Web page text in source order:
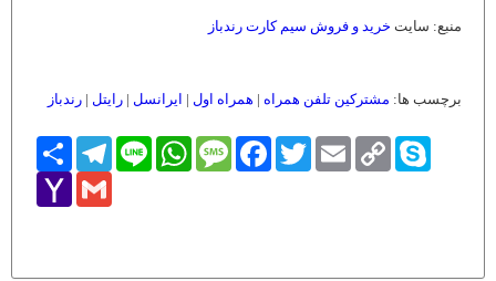
منبع: سایت خرید و فروش سیم کارت رندباز
برچسب ها: مشترکین تلفن همراه | همراه اول | ایرانسل | رایتل | رندباز
اشتراکTelegram Line
WhatsAppMessageFacebookTwitter Email
Copy
Link
Skype
Yahoo
Mail
Gmail